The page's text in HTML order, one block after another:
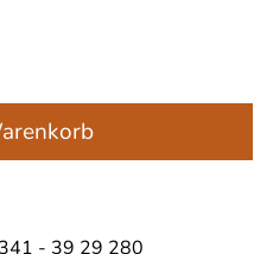
- 39 29 280